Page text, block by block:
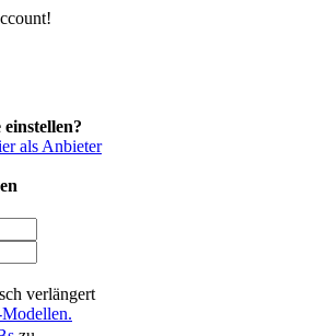
als Anbieter
verlängert